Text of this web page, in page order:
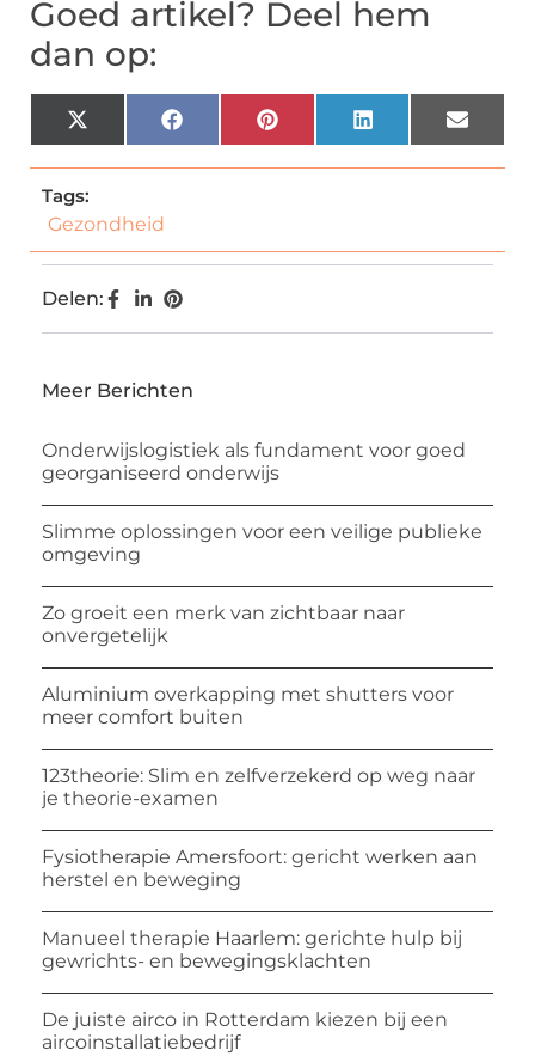
Goed artikel? Deel hem
dan op:
X
(Twitter)
FacebookPinterestLinkedIn Email
Tags:
Gezondheid
Delen:
Meer Berichten
Onderwijslogistiek als fundament voor goed
georganiseerd onderwijs
Slimme oplossingen voor een veilige publieke
omgeving
Zo groeit een merk van zichtbaar naar
onvergetelijk
Aluminium overkapping met shutters voor
meer comfort buiten
123theorie: Slim en zelfverzekerd op weg naar
je theorie-examen
Fysiotherapie Amersfoort: gericht werken aan
herstel en beweging
Manueel therapie Haarlem: gerichte hulp bij
gewrichts- en bewegingsklachten
De juiste airco in Rotterdam kiezen bij een
aircoinstallatiebedrijf